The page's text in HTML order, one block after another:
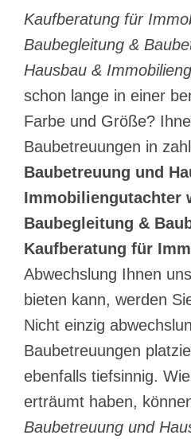
Kaufberatung für
Baubegleitung &
Hausbau &
schon lange in einer
Farbe und Größe?
Baubetreuungen in
Baubetreuung und
Immobiliengutachter
Baubegleitung &
Kaufberatung für
Abwechslung Ihnen
bieten kann, werden
Nicht einzig
Baubetreuungen
ebenfalls tiefsinnig.
erträumt haben,
Baubetreuung und